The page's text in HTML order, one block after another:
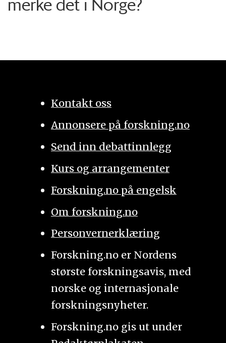
merke det i Norge?
Kontakt oss
Annonsere på forskning.no
Send inn debattinnlegg
Kurs og arrangementer
Forskning.no på engelsk
Om forskning.no
Personvernerklæring
Forskning.no er Nordens
største forskningsavis, med
norske og internasjonale
forskningsnyheter.
Forskning.no gis ut under